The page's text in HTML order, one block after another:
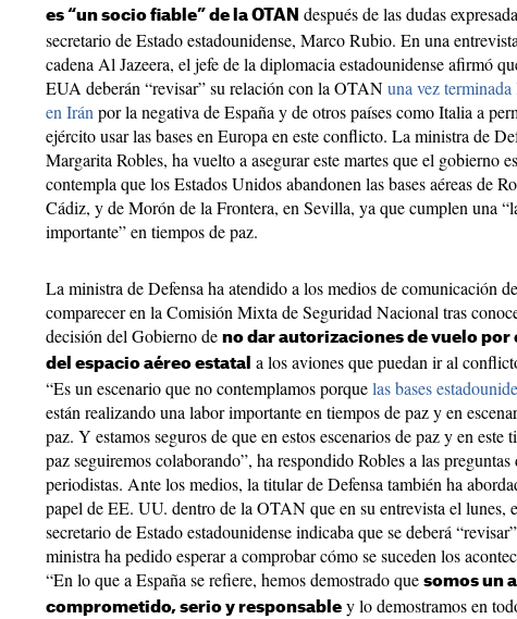
es “un socio fiable” de la OTAN después de las dudas
secretario de Estado estadounidense, Marco Rubio. En una
cadena Al Jazeera, el jefe de la diplomacia estadounidense afirmó
EUA deberán “revisar” su relación con la OTANuna vez terminada
en Irán por la negativa de España y de otros países como Italia a
ejército usar las bases en Europa en este conflicto. La ministra de
Margarita Robles, ha vuelto a asegurar este martes que el gobierno
contempla que los Estados Unidos abandonen las bases aéreas de
Cádiz, y de Morón de la Frontera, en Sevilla, ya que cumplen una
importante” en tiempos de paz.
La ministra de Defensa ha atendido a los medios de comunicación
comparecer en la Comisión Mixta de Seguridad Nacional tras
decisión del Gobierno de no dar autorizaciones de vuelo por
del espacio aéreo estatal a los aviones que puedan ir al
“Es un escenario que no contemplamos porquelas bases
están realizando una labor importante en tiempos de paz y en
paz. Y estamos seguros de que en estos escenarios de paz y en este
paz seguiremos colaborando”, ha respondido Robles a las preguntas
periodistas. Ante los medios, la titular de Defensa también ha
papel de EE. UU. dentro de la OTAN que en su entrevista el lunes,
secretario de Estado estadounidense indicaba que se deberá
ministra ha pedido esperar a comprobar cómo se suceden los
“En lo que a España se refiere, hemos demostrado que somos un
comprometido, serio y responsable y lo demostramos en